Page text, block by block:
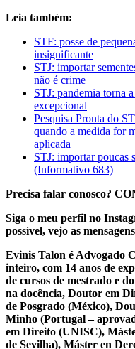
Leia também:
STF: posse de
insignificante
STJ: importar
não é crime
STJ: pandemia torna
excepcional
Pesquisa Pronta do
quando a medida for
aplicada
STJ: importar poucas
(Informativo 683)
Precisa falar conosco?
Siga o meu perfil no
possível, vejo as
Evinis Talon é Advogado
inteiro, com 14 anos de
de cursos de mestrado e
na docência, Doutor em
de Posgrado (México),
Minho (Portugal –
em Direito (UNISC),
de Sevilha), Máster en